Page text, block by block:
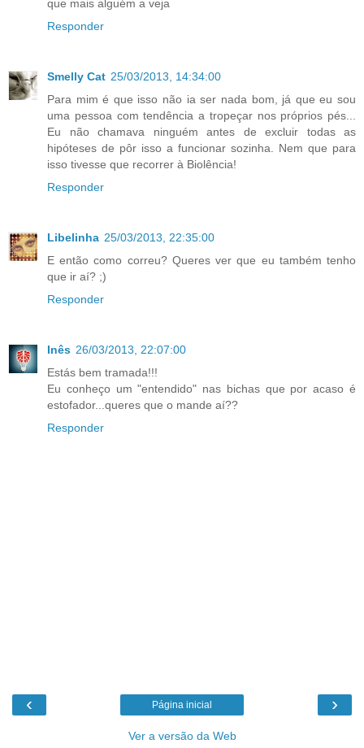
que mais alguém a veja
Responder
Smelly Cat 25/03/2013, 14:34:00
Para mim é que isso não ia ser nada bom, já que eu sou
uma pessoa com tendência a tropeçar nos próprios pés...
Eu não chamava ninguém antes de excluir todas as
hipóteses de pôr isso a funcionar sozinha. Nem que para
isso tivesse que recorrer à Biolência!
Responder
Libelinha 25/03/2013, 22:35:00
E então como correu? Queres ver que eu também tenho
que ir aí? ;)
Responder
Inês 26/03/2013, 22:07:00
Estás bem tramada!!!
Eu conheço um "entendido" nas bichas que por acaso é
estofador...queres que o mande aí??
Responder
‹ ›
Página inicial
Ver a versão da Web